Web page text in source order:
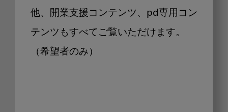
他、開業支援コンテンツ、pd専用コン
テンツもすべてご覧いただけます。
（希望者のみ）